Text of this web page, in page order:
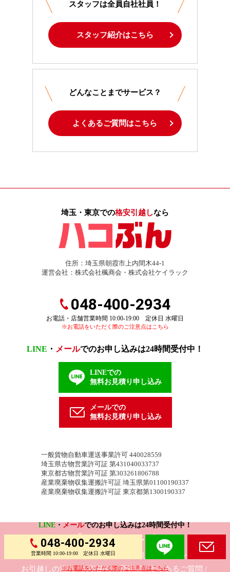
スタッフは全員自社社員！
スタッフ紹介はこちら
どんなことまでサービス？
よくあるご質問はこちら
埼玉・東京での格安引越しなら
住所：埼玉県朝霞市上内間木44-1
運営会社：株式会社楓商会・株式会社ケイラック
048-400-2934
お電話・店舗営業時間 10:00-19:00 定休日 水曜日
※お電話をいただく際のご注意点はこちら
LINE ・ メールでのお申し込みは24時間受付中！
LINEでの
無料お見積り申し込み
メールでの
無料お見積り申し込み
一般貨物自動車運送事業許可 440028559
埼玉県古物営業許可証 第431040033737
東京都古物営業許可証 第303261806788
産業廃棄物収集運搬許可証 埼玉県第01100190337
産業廃棄物収集運搬許可証 東京都第1300190337
「ハコぶん」について
ホーム 選ばれる理由
お引越し料金プラン
お引越しの流れ
お引越し作業実績 よくあるご質問
LINE・ メールでのお申し込みは24時間受付中！
048-400-2934
営業時間 10:00-19:00 定休日 水曜日
※お電話をいただく際のご注意点はこちら